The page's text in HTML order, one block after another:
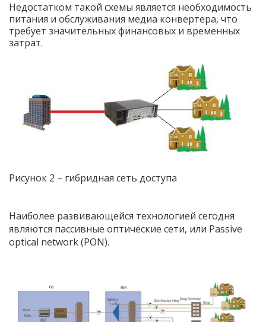
Недостатком такой схемы является необходимость
питания и обслуживания медиа конвертера, что
требует значительных финансовых и временных
затрат.
Рисунок 2 – гибридная сеть доступа
Наиболее развивающейся технологией сегодня
являются пассивные оптические сети, или Passive
optical network (PON).